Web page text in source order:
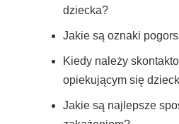
dziecka?
Jakie są oznaki
Kiedy należy
opiekującym się
Jakie są najlepsze